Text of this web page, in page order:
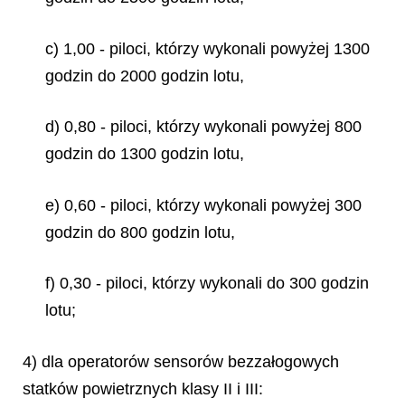
c) 1,00 - piloci, którzy wykonali powyżej 1300
godzin do 2000 godzin lotu,
d) 0,80 - piloci, którzy wykonali powyżej 800
godzin do 1300 godzin lotu,
e) 0,60 - piloci, którzy wykonali powyżej 300
godzin do 800 godzin lotu,
f) 0,30 - piloci, którzy wykonali do 300 godzin
lotu;
4) dla operatorów sensorów bezzałogowych
statków powietrznych klasy II i III: